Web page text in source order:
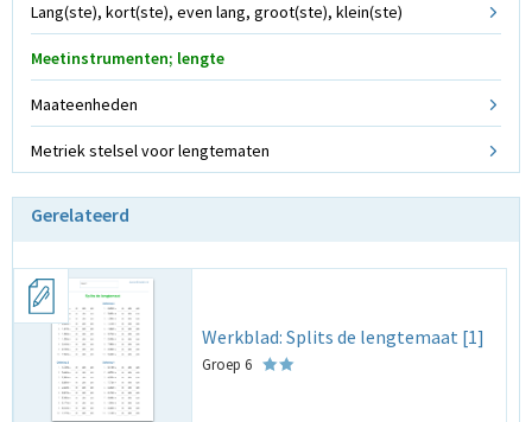
Lang(ste), kort(ste), even lang, groot(ste), klein(ste)
Meetinstrumenten; lengte
Maateenheden
Metriek stelsel voor lengtematen
Gerelateerd
Werkblad: Splits de lengtemaat [1]
Groep 6